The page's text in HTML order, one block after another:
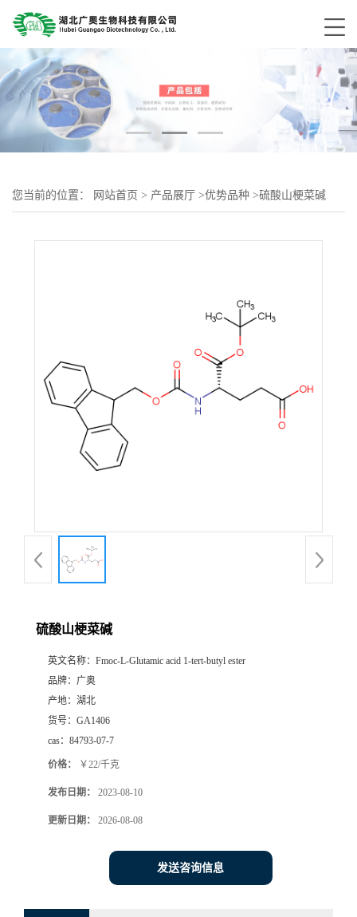
您当前的位置： 网站首页 > 产品展厅 >优势品种 >硫酸山梗菜碱
硫酸山梗菜碱
英文名称： Fmoc-L-Glutamic acid 1-tert-butyl ester
品牌： 广奥
产地： 湖北
货号： GA1406
cas： 84793-07-7
价格： ￥22/千克
发布日期： 2023-08-10
更新日期： 2026-08-08
发送咨询信息